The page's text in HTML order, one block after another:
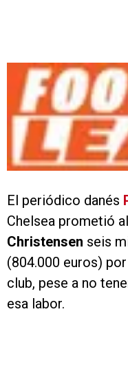
El periódico danés
Chelsea prometió al
Christensen seis
(804.000 euros)
club, pese a no
esa labor.